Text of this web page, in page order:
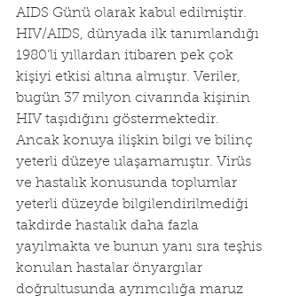
AIDS Günü olarak kabul edilmiştir.
HIV/AIDS, dünyada ilk tanımlandığı
1980’li yıllardan itibaren pek çok
kişiyi etkisi altına almıştır. Veriler,
bugün 37 milyon civarında kişinin
HIV taşıdığını göstermektedir.
Ancak konuya ilişkin bilgi ve bilinç
yeterli düzeye ulaşamamıştır. Virüs
ve hastalık konusunda toplumlar
yeterli düzeyde bilgilendirilmediği
takdirde hastalık daha fazla
yayılmakta ve bunun yanı sıra teşhis
konulan hastalar önyargılar
doğrultusunda ayrımcılığa maruz